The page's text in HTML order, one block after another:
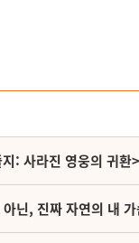
: 사라진 영웅의 귀
닌, 진짜 자연의 내